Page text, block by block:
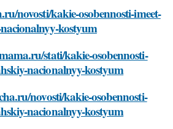
novosti/kakie-osobennosti-imeet-
kostyum
stati/kakie-osobennosti-
nacionalnyy-kostyum
novosti/kakie-osobennosti-
nacionalnyy-kostyum